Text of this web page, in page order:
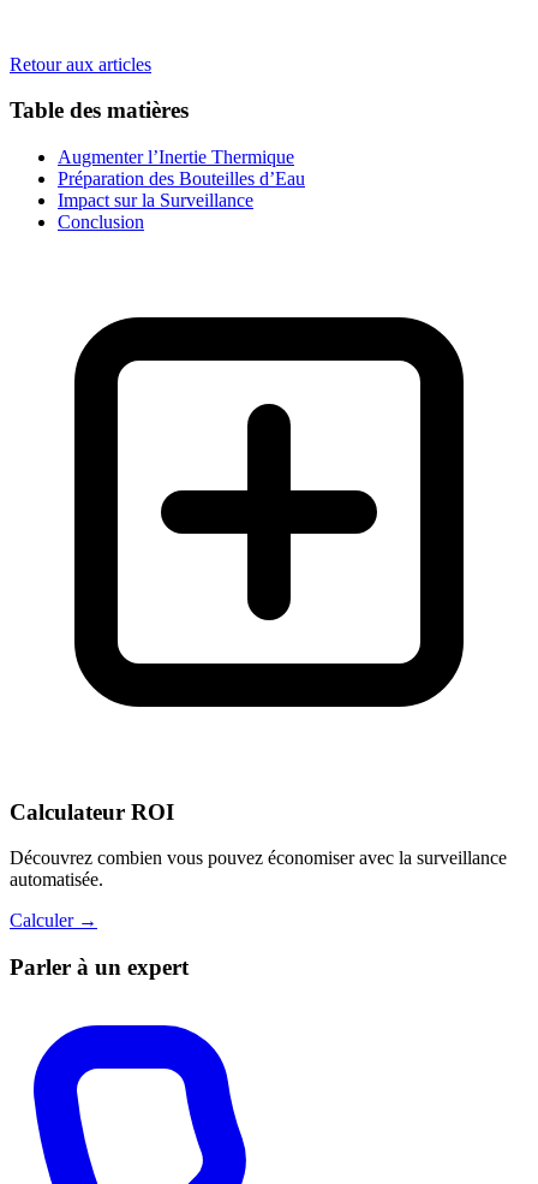
Retour aux articles
Table des matières
Augmenter l’Inertie Thermique
Préparation des Bouteilles d’Eau
Impact sur la Surveillance
Conclusion
Calculateur ROI
Découvrez combien vous pouvez économiser avec la surveillance
automatisée.
Calculer →
Parler à un expert